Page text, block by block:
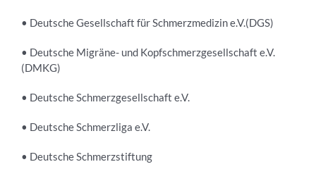
• Deutsche Gesellschaft für Schmerzmedizin e.V.(DGS)
• Deutsche Migräne- und Kopfschmerzgesellschaft e.V.
(DMKG)
• Deutsche Schmerzgesellschaft e.V.
• Deutsche Schmerzliga e.V.
• Deutsche Schmerzstiftung